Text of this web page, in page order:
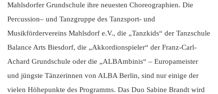
Mahlsdorfer Grundschule ihre neuesten Choreographien. Die
Percussion– und Tanzgruppe des Tanzsport- und
Musikfördervereins Mahlsdorf e.V., die „Tanzkids“ der Tanzschule
Balance Arts Biesdorf, die „Akkordionspieler“ der Franz-Carl-
Achard Grundschule oder die „ALBAmbinis“ – Europameister
und jüngste Tänzerinnen von ALBA Berlin, sind nur einige der
vielen Höhepunkte des Programms. Das Duo Sabine Brandt wird